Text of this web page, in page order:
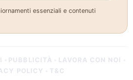
essenziali e contenuti
PUBBLICITÀ LAVORA CON NOI
POLICY T&C